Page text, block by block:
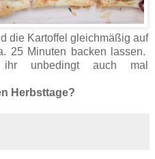
die Kartoffel gleichmäßig auf
25 Minuten backen lassen.
unbedingt auch mal
Herbsttage?